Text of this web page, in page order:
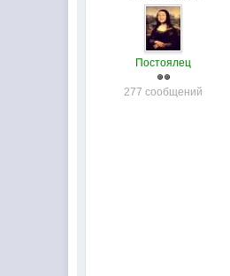
Постоялец
277 сообщений